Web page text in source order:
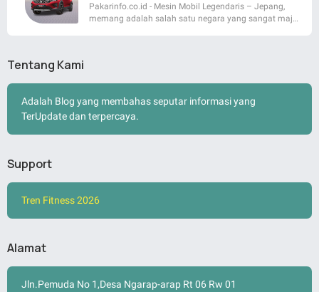
Pakarinfo.co.id - Mesin Mobil Legendaris – Jepang,
memang adalah salah satu negara yang sangat maj…
Tentang Kami
Adalah Blog yang membahas seputar informasi yang
TerUpdate dan terpercaya.
Support
Tren Fitness 2026
Alamat
Jln.Pemuda No 1,Desa Ngarap-arap Rt 06 Rw 01